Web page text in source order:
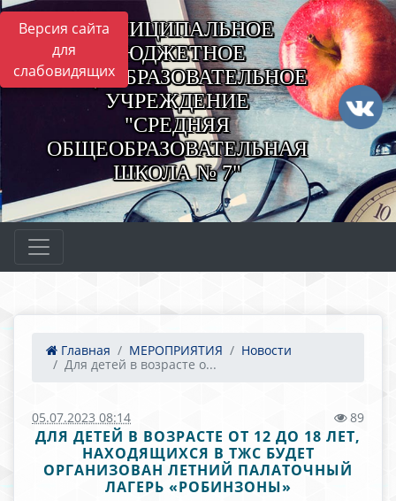
Версия сайта
для
слабовидящих
МУНИЦИПАЛЬНОЕ
БЮДЖЕТНОЕ
ОБЩЕОБРАЗОВАТЕЛЬНОЕ
УЧРЕЖДЕНИЕ
"СРЕДНЯЯ
ОБЩЕОБРАЗОВАТЕЛЬНАЯ
ШКОЛА № 7"
Главная МЕРОПРИЯТИЯ
Новости
Для детей в возрасте о...
05.07.2023 08:14 89
ДЛЯ ДЕТЕЙ В ВОЗРАСТЕ ОТ 12 ДО 18 ЛЕТ,
НАХОДЯЩИХСЯ В ТЖС БУДЕТ
ОРГАНИЗОВАН ЛЕТНИЙ ПАЛАТОЧНЫЙ
ЛАГЕРЬ «РОБИНЗОНЫ»